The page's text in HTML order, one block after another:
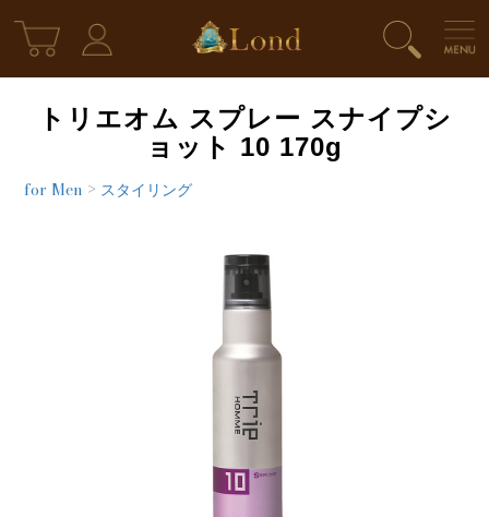
トリエオム スプレー スナイプシ
ョット 10 170g
for Men > スタイリング